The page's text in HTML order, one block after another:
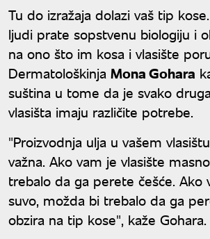
Tu do izražaja dolazi vaš tip
ljudi prate sopstvenu biologiju i
na ono što im kosa i vlasište
Dermatološkinja Mona Gohara
suština u tome da je svako
vlasišta imaju različite potrebe.
"Proizvodnja ulja u vašem
važna. Ako vam je vlasište
trebalo da ga perete češće. Ako
suvo, možda bi trebalo da ga
obzira na tip kose", kaže Gohara.